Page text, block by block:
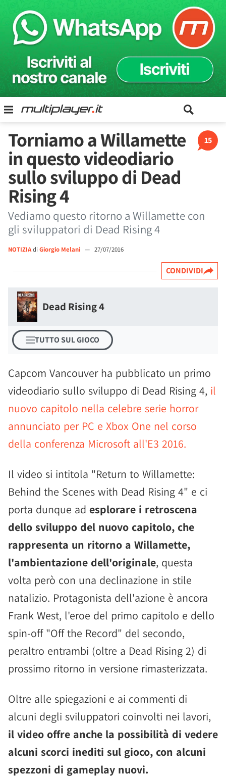
15
Torniamo a Willamette
in questo videodiario
sullo sviluppo di Dead
Rising 4
Vediamo questo ritorno a Willamette con
gli sviluppatori di Dead Rising 4
NOTIZIAdi Giorgio Melani — 27/07/2016
CONDIVIDI
Dead Rising 4
TUTTO SUL GIOCO
Capcom Vancouver ha pubblicato un primo
videodiario sullo sviluppo di Dead Rising 4, il
nuovo capitolo nella celebre serie horror
annunciato per PC e Xbox One nel corso
della conferenza Microsoft all'E3 2016.
Il video si intitola "Return to Willamette:
Behind the Scenes with Dead Rising 4" e ci
porta dunque ad esplorare i retroscena
dello sviluppo del nuovo capitolo, che
rappresenta un ritorno a Willamette,
l'ambientazione dell'originale, questa
volta però con una declinazione in stile
natalizio. Protagonista dell'azione è ancora
Frank West, l'eroe del primo capitolo e dello
spin-off "Off the Record" del secondo,
peraltro entrambi (oltre a Dead Rising 2) di
prossimo ritorno in versione rimasterizzata.
Oltre alle spiegazioni e ai commenti di
alcuni degli sviluppatori coinvolti nei lavori,
il video offre anche la possibilità di vedere
alcuni scorci inediti sul gioco, con alcuni
spezzoni di gameplay nuovi.